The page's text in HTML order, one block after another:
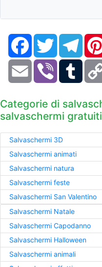
FacebookTwitter
Email Viber
Categorie di
salvaschermi gratuiti
Salvaschermi 3D
Salvaschermi animati
Salvaschermi natura
Salvaschermi feste
Salvaschermi San Valentino
Salvaschermi Natale
Salvaschermi Capodanno
Salvaschermi Halloween
Salvaschermi animali